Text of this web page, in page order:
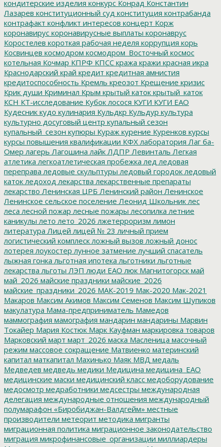
кондитерские изделия конкурс Конрад Константин
Лазарев конституционный суд конституция контрабанда
контрафакт конфликт интересов концерт Корж
коронавирус коронавирусные выплаты коронаврус
Коростелев короткая рабочая неделя коррупция корь
Косвинцев космодром космодром_Восточный космос
котельная Кочмар КПРФ КПСС кража кражи красная икра
Краснодарский край кредит кредитная амнистия
кредитоспособность Кремль креозот Крещение кризис
Крик души Криминал Крым крытый каток крытый_каток
КСН КТ-исследование Кубок лосося КУГИ КУГИ ЕАО
Кудесник кудо кулинария Кульдкр Кульдур культура
культурно досуговый центр купальный сезон
купальный_сезон купюры Кураж курение Куренков курсы
курсы повышения квалификации КФХ лаборатория Лаг ба-
Омер лагерь Лагошина лайк ЛДПР Левинталь Легкая
атлетика легкоатлетическая пробежка лед ледовая
переправа ледовые скульптуры ледовый городок ледовый
каток ледоход лекарства лекарственные препараты
лекарство Ленинская ЦРБ Ленинский район Ленинское
Ленинское сельское поселение Леонид Школьник лес
леса лесной пожар лесные пожары лесопилка летние
каникулы лето лето_2026 лжетерроризм лимон
литература Лицей лицей № 23 личный прием
логистический комплеск ложный вызов ложный донос
лотерея лоукостер лунное затмение лучший спасатель
лыжная гонка льготная ипотека льготники льготные
лекарства льготы ЛЭП люди ЕАО люк Магнитогорск май
май_2026 майские праздники майские_2026
майские_праздники_2026 МАК-2019 Мак-2020 Мак-2021
Макаров Максим Акимов Максим Семенов Максим Шупиков
макулатура Мама-предприниматель Мамедов
маммография мамография мандарин мандарины Марвин
Токайер Мария Костюк Марк Кауфман маркировка товаров
Марковский март март_2026 маска Масленица масочный
режим массовое сокращение Матвиенко материнский
капитал маткапитал Махинько Маяк МВД медаль
Медведев медведь медики Медицина медицина_ЕАО
медицинские маски медицинский класс медоборудование
медосмотр медработники медсестры международная
делегация международные отношения международный
полумарафон «Биробиджан-Валдгейм» местные
производители метеорит методика мигранты
миграционная политика миграционное законодательство
миграция микрофинансовые_организации миллиардеры